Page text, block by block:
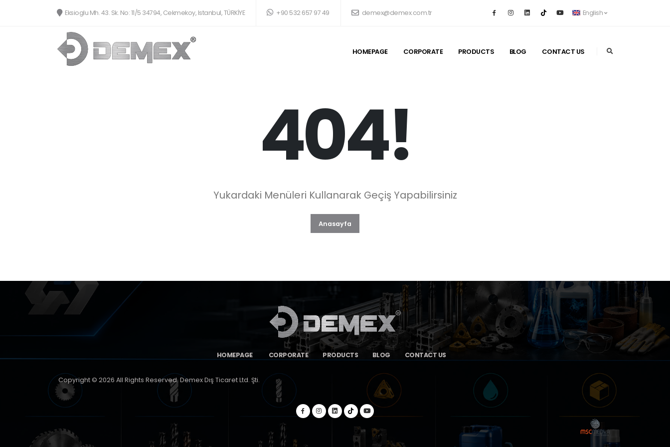
Eksioglu Mh. 43. Sk. No: 11/5 34794, Cekmekoy, Istanbul, TÜRKİYE +90 532 657 97 49 demex@demex.com.tr English
HOMEPAGE CORPORATE PRODUCTS BLOG CONTACT US
404!
Yukardaki Menüleri Kullanarak Geçiş Yapabilirsiniz
Anasayfa
HOMEPAGE CORPORATE PRODUCTS BLOG CONTACT US
Copyright © 2026 All Rights Reserved. Demex Dış Ticaret Ltd. Şti.